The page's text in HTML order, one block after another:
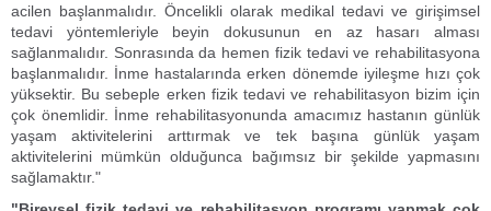
acilen başlanmalıdır. Öncelikli olarak medikal tedavi ve girişimsel
tedavi yöntemleriyle beyin dokusunun en az hasarı alması
sağlanmalıdır. Sonrasında da hemen fizik tedavi ve rehabilitasyona
başlanmalıdır. İnme hastalarında erken dönemde iyileşme hızı çok
yüksektir. Bu sebeple erken fizik tedavi ve rehabilitasyon bizim için
çok önemlidir. İnme rehabilitasyonunda amacımız hastanın günlük
yaşam aktivitelerini arttırmak ve tek başına günlük yaşam
aktivitelerini mümkün olduğunca bağımsız bir şekilde yapmasını
sağlamaktır."